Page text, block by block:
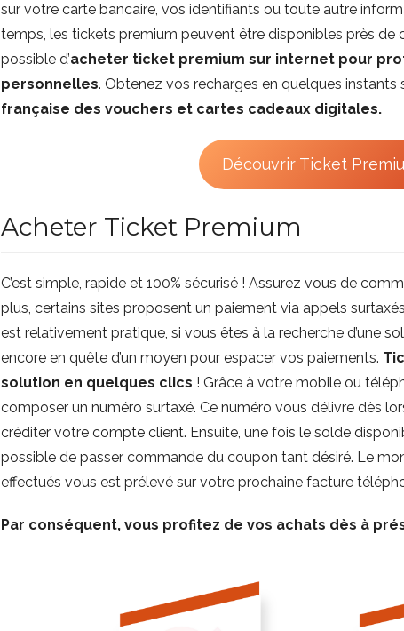
sur votre carte bancaire, vos identifiants ou toute autre
temps, les tickets premium peuvent être disponibles près de
possible d’acheter ticket premium sur internet pour
personnelles. Obtenez vos recharges en quelques instants
française des vouchers et cartes cadeaux digitales.
Découvrir Ticket
Acheter Ticket Premium
C’est simple, rapide et 100% sécurisé ! Assurez vous de
plus, certains sites proposent un paiement via appels
est relativement pratique, si vous êtes à la recherche d’une
encore en quête d’un moyen pour espacer vos paiements.
solution en quelques clics ! Grâce à votre mobile ou
composer un numéro surtaxé. Ce numéro vous délivre dès
créditer votre compte client. Ensuite, une fois le solde
possible de passer commande du coupon tant désiré. Le
effectués vous est prélevé sur votre prochaine facture
Par conséquent, vous profitez de vos achats dès à